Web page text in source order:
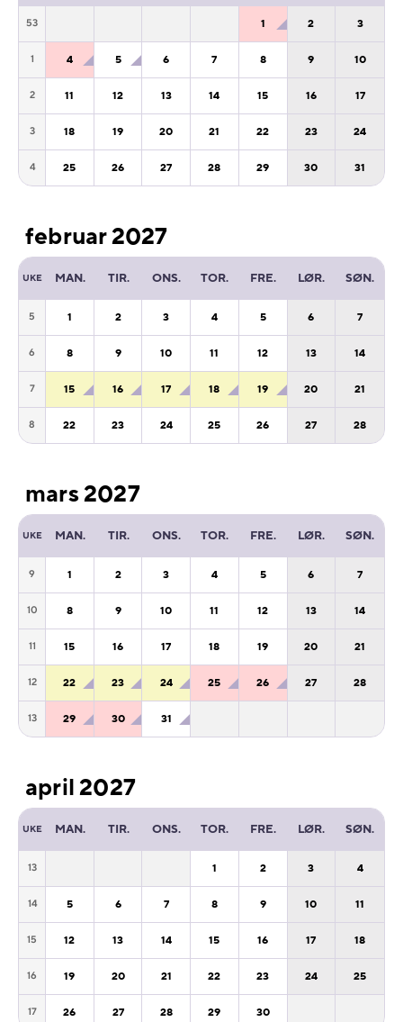
53 1 2 3
1 4 5 6 7 8 9 10
2 11 12 13 14 15 16 17
3 18 19 20 21 22 23 24
4 25 26 27 28 29 30 31
februar 2027
UKE MAN. TIR. ONS. TOR. FRE. LØR. SØN.
5 1 2 3 4 5 6 7
6 8 9 10 11 12 13 14
7 15 16 17 18 19 20 21
8 22 23 24 25 26 27 28
mars 2027
UKE MAN. TIR. ONS. TOR. FRE. LØR. SØN.
9 1 2 3 4 5 6 7
10 8 9 10 11 12 13 14
11 15 16 17 18 19 20 21
12 22 23 24 25 26 27 28
13 29 30 31
april 2027
UKE MAN. TIR. ONS. TOR. FRE. LØR. SØN.
13 1 2 3 4
14 5 6 7 8 9 10 11
15 12 13 14 15 16 17 18
16 19 20 21 22 23 24 25
17 26 27 28 29 30